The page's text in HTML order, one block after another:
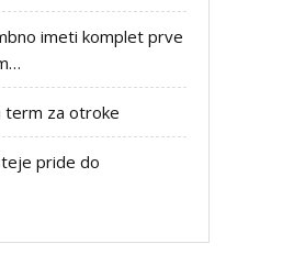
imeti komplet prve
term za otroke
pride do